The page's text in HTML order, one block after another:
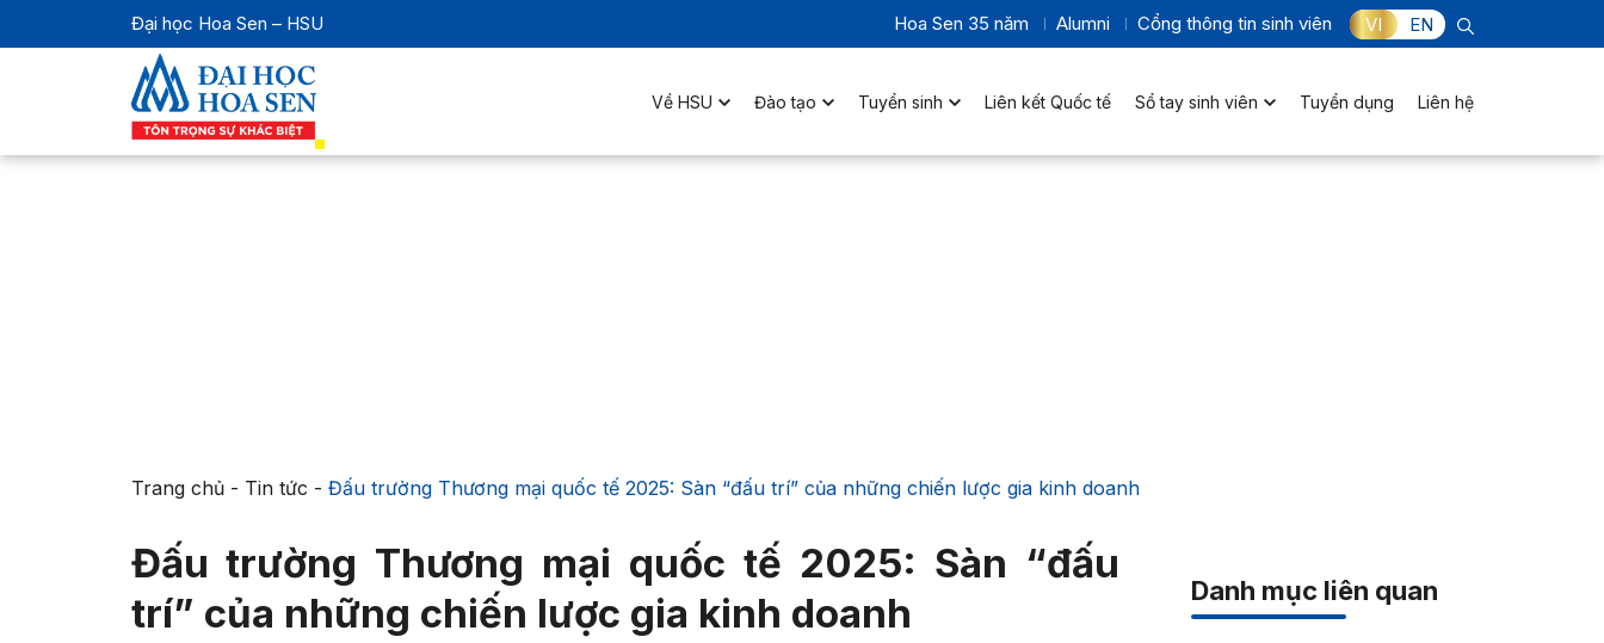
Đại học Hoa Sen – HSU Hoa Sen 35 năm Alumni Cổng thông tin sinh viên VI EN
Về HSU Đào tạo Tuyển sinh Liên kết Quốc tế Sổ tay sinh viên Tuyển dụng Liên hệ
Trang chủ- Tin tức - Đấu trường Thương mại quốc tế 2025: Sàn “đấu trí” của những chiến lược gia kinh doanh
Đấu trường Thương mại quốc tế 2025: Sàn “đấu
trí” của những chiến lược gia kinh doanh
Danh mục liên quan